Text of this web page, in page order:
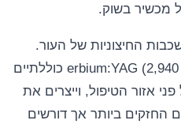
מכשיר בשוק.
החיצוניות של העור.
לייזרי CO2 (10,600 nm) וerbium:YAG (2,940 nm) כוללתיים
אזור הטיפול, וייצרים את
החזקים ביותר אך דורשים